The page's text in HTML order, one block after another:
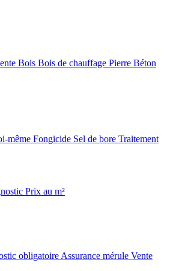
Bois Bois de chauffage Pierre Béton
même Fongicide Sel de bore Traitement
Prix au m²
obligatoire Assurance mérule Vente